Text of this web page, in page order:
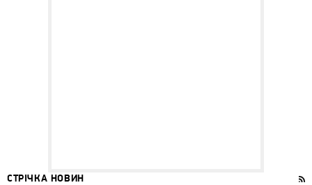
СТРІЧКА НОВИН